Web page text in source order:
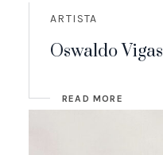
ARTISTA
Oswaldo Vigas
READ MORE